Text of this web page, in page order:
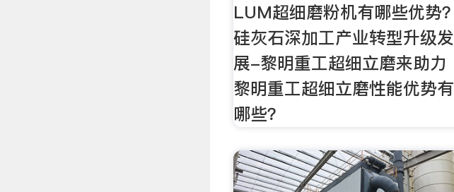
LUM超细磨粉机有哪些优势？
硅灰石深加工产业转型升级发
展-黎明重工超细立磨来助力
黎明重工超细立磨性能优势有
哪些？